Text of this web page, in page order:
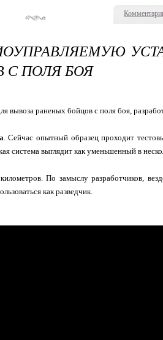
С ПОЛЯ БОЯ
раненых бойцов с поля боя,
. Сейчас опытный образец проходит
система выглядит как уменьшенный в
По замыслу разработчиков,
как разведчик.